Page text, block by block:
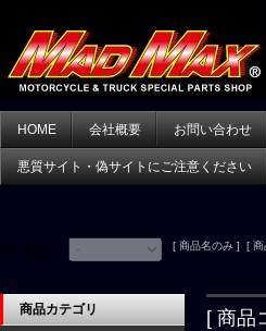
HOME 会社概要 お問い合わせ
悪質サイト・偽サイトにご注意ください
[ 商品名のみ ] [
[ 商品
商品カテゴリ